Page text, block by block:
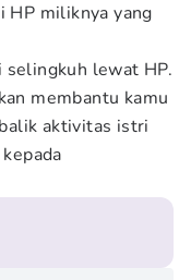
HP miliknya yang
lewat HP.
membantu kamu
aktivitas istri